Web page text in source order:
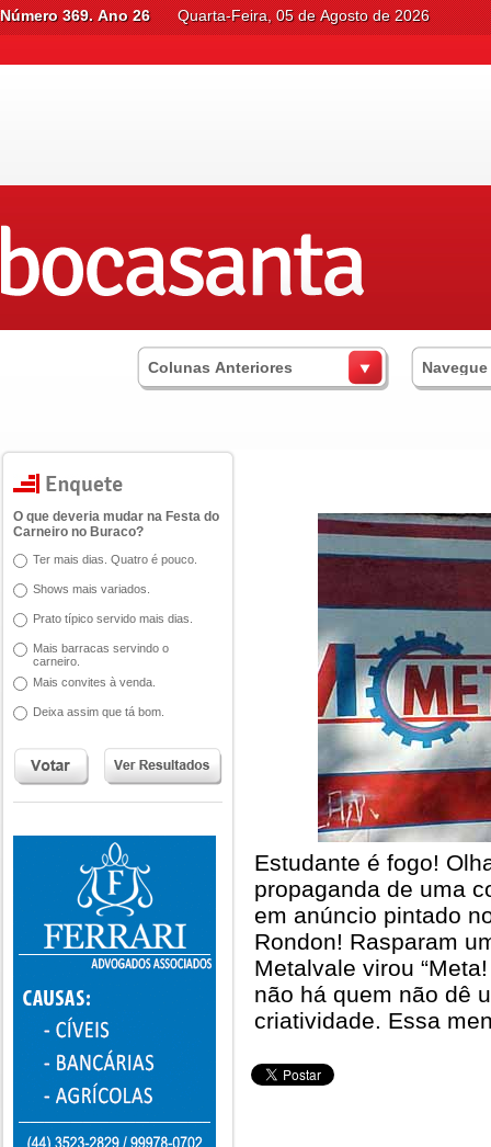
Número 369. Ano 26 Quarta-Feira, 05 de Agosto de 2026
Colunas Anteriores
O que deveria mudar na Festa do
Carneiro no Buraco?
Ter mais dias. Quatro é pouco.
Shows mais variados.
Prato típico servido mais dias.
Mais barracas servindo o
carneiro.
Mais convites à venda.
Deixa assim que tá bom.
Estudante é fogo!
propaganda de uma
em anúncio pintado
Rondon! Rasparam
Metalvale virou
não há quem não dê
criatividade. Essa